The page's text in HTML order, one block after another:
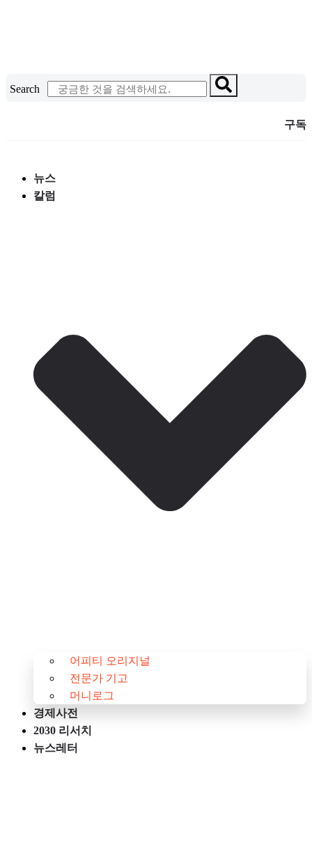
건
Search
구독
뉴스
칼럼
어피티 오리지널
전문가 기고
머니로그
경제사전
2030 리서치
뉴스레터